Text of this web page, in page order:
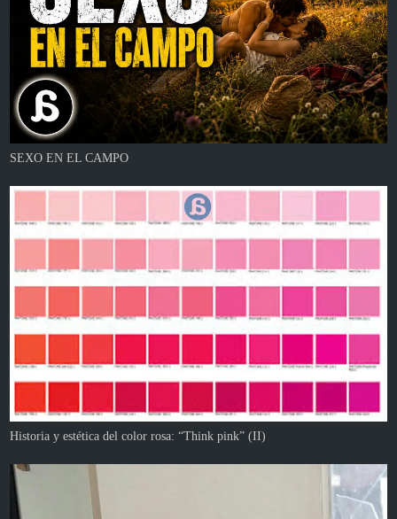
SEXO EN EL CAMPO
Historia y estética del color rosa: “Think pink” (II)